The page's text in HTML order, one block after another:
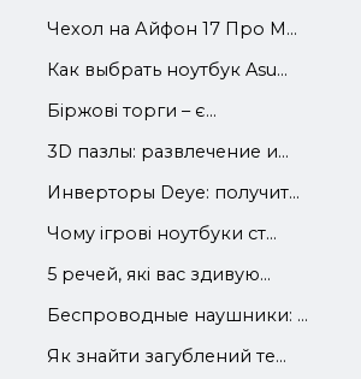
Чехол на Айфон 17 Про М...
Как выбрать ноутбук Asu...
Біржові торги – є...
3D пазлы: развлечение и...
Инверторы Deye: получит...
Чому ігрові ноутбуки ст...
5 речей, які вас здивую...
Беспроводные наушники: ...
Як знайти загублений те...